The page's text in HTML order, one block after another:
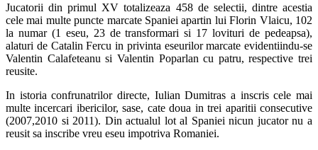
Jucatorii din primul XV totalizeaza 458 de selectii, dintre acestia
cele mai multe puncte marcate Spaniei apartin lui Florin Vlaicu, 102
la numar (1 eseu, 23 de transformari si 17 lovituri de pedeapsa),
alaturi de Catalin Fercu in privinta eseurilor marcate evidentiindu-se
Valentin Calafeteanu si Valentin Poparlan cu patru, respective trei
reusite.
In istoria confrunatrilor directe, Iulian Dumitras a inscris cele mai
multe incercari ibericilor, sase, cate doua in trei aparitii consecutive
(2007,2010 si 2011). Din actualul lot al Spaniei nicun jucator nu a
reusit sa inscribe vreu eseu impotriva Romaniei.